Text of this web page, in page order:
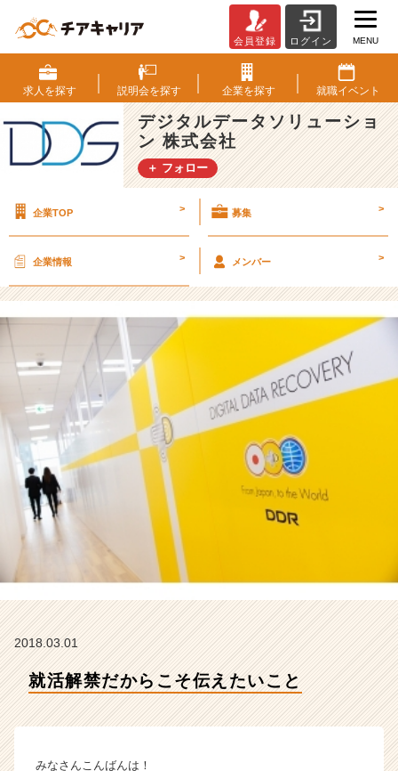
活
解
禁
だ
か
ら
こ
え
こ
ジ
タ
ル
デ
ー
タ
ソ
ュ
ー
シ
ョ
タ
イ
会員登録 ログイン MENU
求人を探す 説明会を探す 企業を探す 就職イベント
デジタルデータソリューショ
ン 株式会社
＋ フォロー
企業TOP > 募集 >
企業情報 > メンバー >
2018.03.01
就活解禁だからこそ伝えたいこと
みなさんこんばんは！